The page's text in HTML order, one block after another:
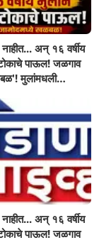
अन् १६ वर्षीय
पाऊल! जळगाव
मुलांमधली
अन् १६ वर्षीय
पाऊल! जळगाव